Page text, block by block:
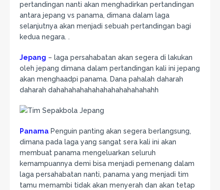
pertandingan nanti akan menghadirkan pertandingan
antara jepang vs panama, dimana dalam laga
selanjutnya akan menjadi sebuah pertandingan bagi
kedua negara. .
Jepang – laga persahabatan akan segera di lakukan
oleh jepang dimana dalam pertandingan kali ini jepang
akan menghaadpi panama. Dana pahalah daharah
daharah dahahahahahahahahahahahahahh
Panama Penguin panting akan segera berlangsung,
dimana pada laga yang sangat sera kali ini akan
membuat panama mengeluarkan seluruh
kemampuannya demi bisa menjadi pemenang dalam
laga persahabatan nanti, panama yang menjadi tim
tamu memambi tidak akan menyerah dan akan tetap